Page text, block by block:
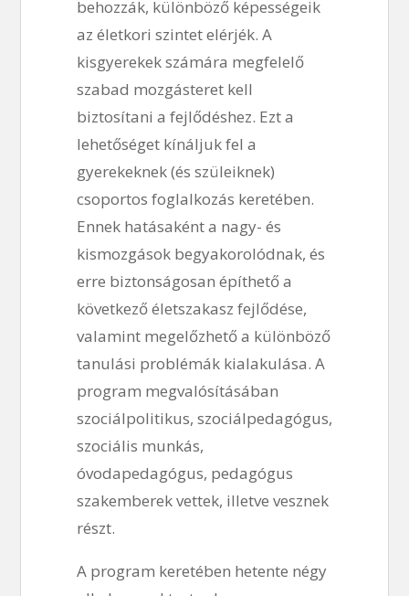
behozzák, különböző képességeik
az életkori szintet elérjék. A
kisgyerekek számára megfelelő
szabad mozgásteret kell
biztosítani a fejlődéshez. Ezt a
lehetőséget kínáljuk fel a
gyerekeknek (és szüleiknek)
csoportos foglalkozás keretében.
Ennek hatásaként a nagy- és
kismozgások begyakorolódnak, és
erre biztonságosan építhető a
következő életszakasz fejlődése,
valamint megelőzhető a különböző
tanulási problémák kialakulása. A
program megvalósításában
szociálpolitikus, szociálpedagógus,
szociális munkás,
óvodapedagógus, pedagógus
szakemberek vettek, illetve vesznek
részt.
A program keretében hetente négy